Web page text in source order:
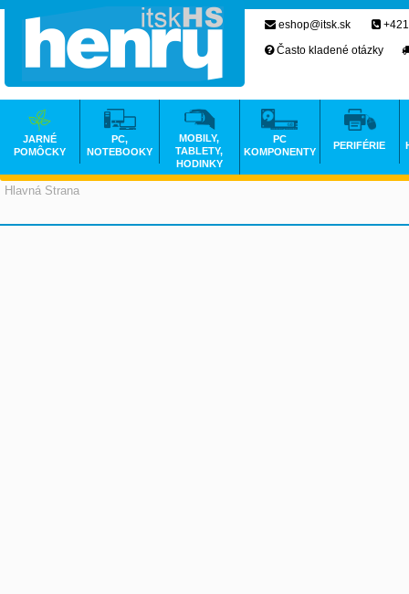
Hlavná Strana
eshop@itsk.sk
Často kladené otázky
JARNÉ
POMÔCKY
PC,
NOTEBOOKY
MOBILY,
TABLETY,
HODINKY
PC
KOMPONENTY
PERIFÉRIE